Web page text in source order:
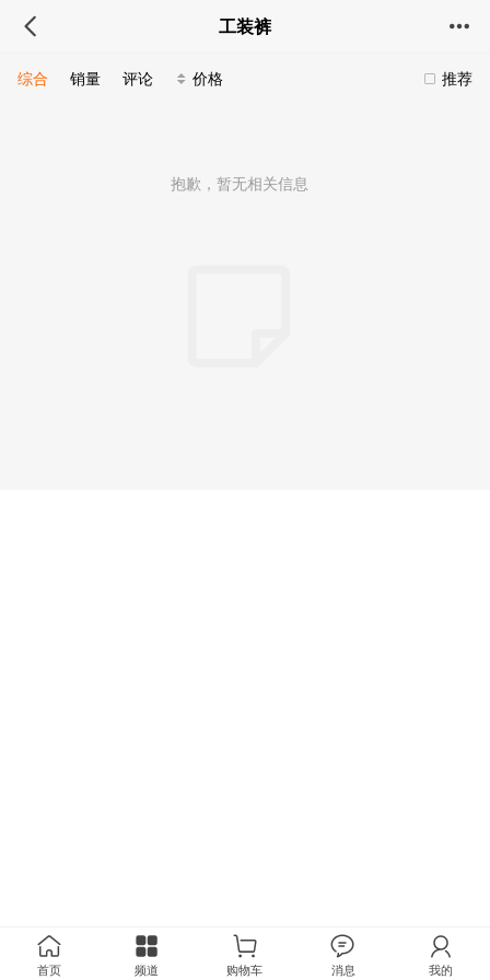
工装裤
推荐
综合 销量 评论 价格
抱歉，暂无相关信息
首页 频道 购物车 消息 我的